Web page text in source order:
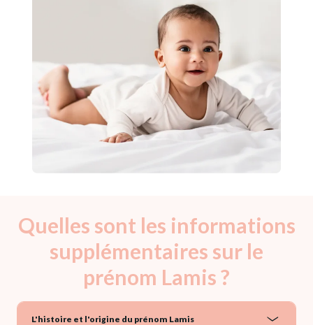
Quelles sont les informations
supplémentaires sur le
prénom Lamis ?
L'histoire et l'origine du prénom Lamis